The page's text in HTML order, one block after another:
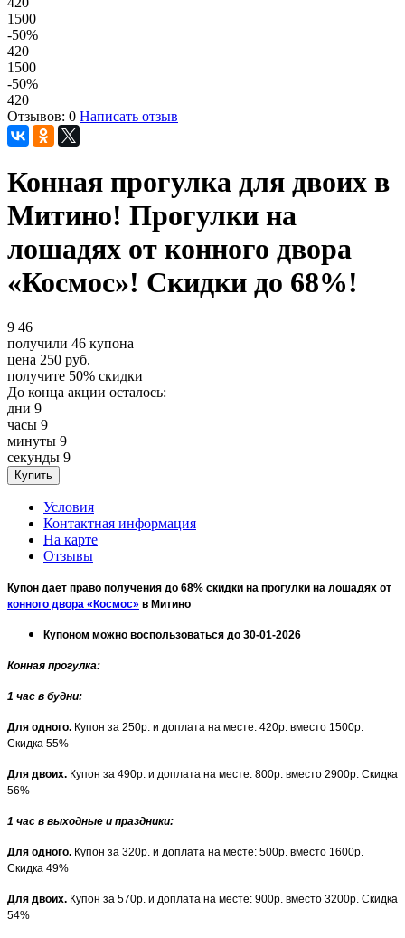
1500
-50%
420
1500
-50%
420
Отзывов: 0 Написать отзыв
Конная прогулка для двоих в
Митино! Прогулки на
лошадях от конного двора
«Космос»! Скидки до 68%!
9 46
получили 46 купона
цена 250 руб.
получите 50% скидки
До конца акции осталось:
дни 9
часы 9
минуты 9
секунды 9
Условия
Контактная информация
На карте
Отзывы
Купон дает право получения до 68% скидки на прогулки на лошадях от
конного двора «Космос» в Митино
Купоном можно воспользоваться до 30-01-2026
Конная прогулка:
1 час в будни:
Для одного. Купон за 250р. и доплата на месте: 420р. вместо 1500р.
Скидка 55%
Для двоих. Купон за 490р. и доплата на месте: 800р. вместо 2900р. Скидка
56%
1 час в выходные и праздники:
Для одного. Купон за 320р. и доплата на месте: 500р. вместо 1600р.
Скидка 49%
Для двоих. Купон за 570р. и доплата на месте: 900р. вместо 3200р. Скидка
54%